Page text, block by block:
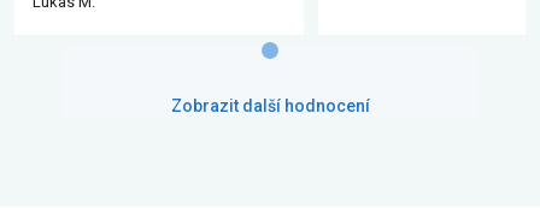
Zobrazit další hodnocení